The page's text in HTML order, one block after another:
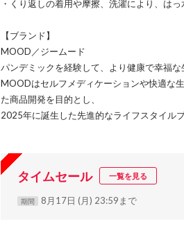
・くり返しの着用や摩擦、洗濯により、はっ
【ブランド】
MOOD／ジームード
パンデミックを経験して、より健康で幸福な
MOODはセルフメディケーションや快適な
た商品開発を目的とし、
2025年に誕生した先進的なライフスタイル
タイムセール 一覧を見る
期間 8月17日 (月) 23:59まで